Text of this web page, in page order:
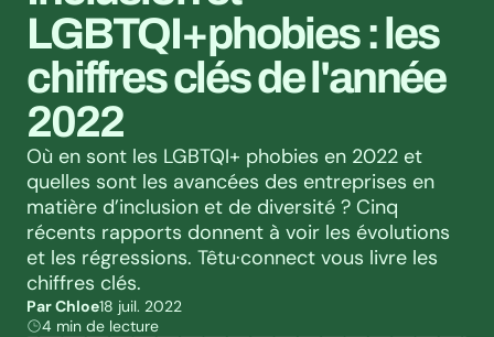
LGBTQI+phobies : les
chiffres clés de l'année
2022
Où en sont les LGBTQI+ phobies en 2022 et
quelles sont les avancées des entreprises en
matière d’inclusion et de diversité ? Cinq
récents rapports donnent à voir les évolutions
et les régressions. Têtu·connect vous livre les
chiffres clés.
Par Chloe18 juil. 2022
4 min de lecture